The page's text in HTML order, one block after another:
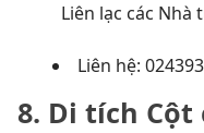
Liên lạc các
Liên hệ:
8. Di tích Cột